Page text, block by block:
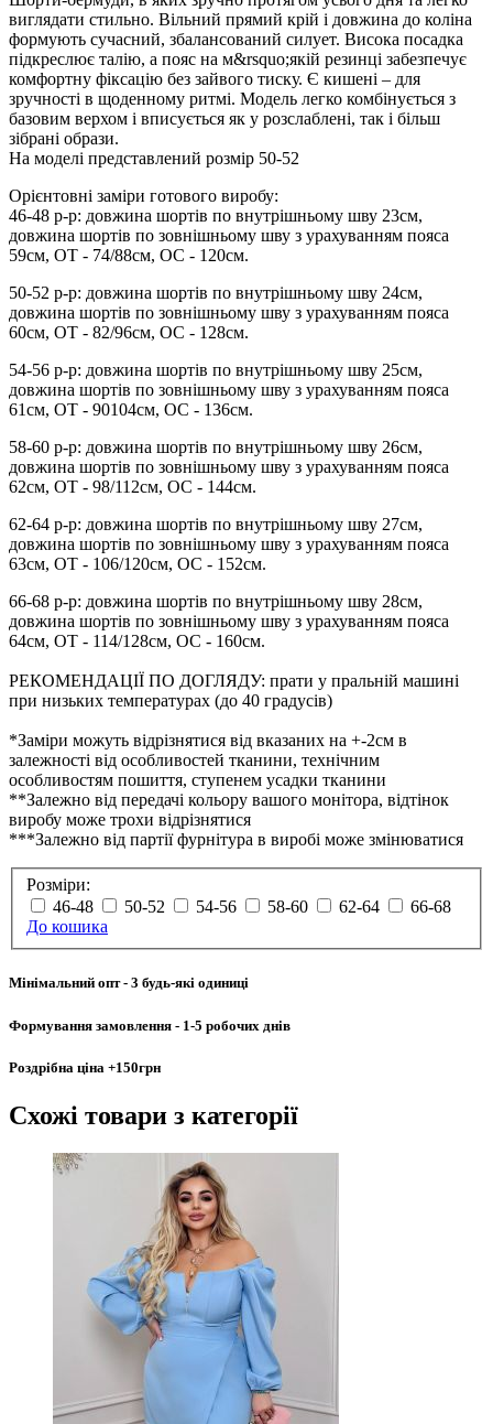
виглядати стильно. Вільний прямий крій і довжина до коліна
формують сучасний, збалансований силует. Висока посадка
підкреслює талію, а пояс на м&rsquo;якій резинці забезпечує
комфортну фіксацію без зайвого тиску. Є кишені – для
зручності в щоденному ритмі. Модель легко комбінується з
базовим верхом і вписується як у розслаблені, так і більш
зібрані образи.
На моделі представлений розмір 50-52
Орієнтовні заміри готового виробу:
46-48 р-р: довжина шортів по внутрішньому шву 23см,
довжина шортів по зовнішньому шву з урахуванням пояса
59см, ОТ - 74/88см, ОС - 120см.
50-52 р-р: довжина шортів по внутрішньому шву 24см,
довжина шортів по зовнішньому шву з урахуванням пояса
60см, ОТ - 82/96см, ОС - 128см.
54-56 р-р: довжина шортів по внутрішньому шву 25см,
довжина шортів по зовнішньому шву з урахуванням пояса
61см, ОТ - 90104см, ОС - 136см.
58-60 р-р: довжина шортів по внутрішньому шву 26см,
довжина шортів по зовнішньому шву з урахуванням пояса
62см, ОТ - 98/112см, ОС - 144см.
62-64 р-р: довжина шортів по внутрішньому шву 27см,
довжина шортів по зовнішньому шву з урахуванням пояса
63см, ОТ - 106/120см, ОС - 152см.
66-68 р-р: довжина шортів по внутрішньому шву 28см,
довжина шортів по зовнішньому шву з урахуванням пояса
64см, ОТ - 114/128см, ОС - 160см.
РЕКОМЕНДАЦІЇ ПО ДОГЛЯДУ: прати у пральній машині
при низьких температурах (до 40 градусів)
*Заміри можуть відрізнятися від вказаних на +-2см в
залежності від особливостей тканини, технічним
особливостям пошиття, ступенем усадки тканини
**Залежно від передачі кольору вашого монітора, відтінок
виробу може трохи відрізнятися
***Залежно від партії фурнітура в виробі може змінюватися
Розміри:
46-48
50-52 54-56 58-60 62-64
66-68
До кошика
Мінімальний опт- 3 будь-які одиниці
Формування замовлення - 1-5 робочих днів
Роздрібна ціна +150грн
Схожі товари з категорії